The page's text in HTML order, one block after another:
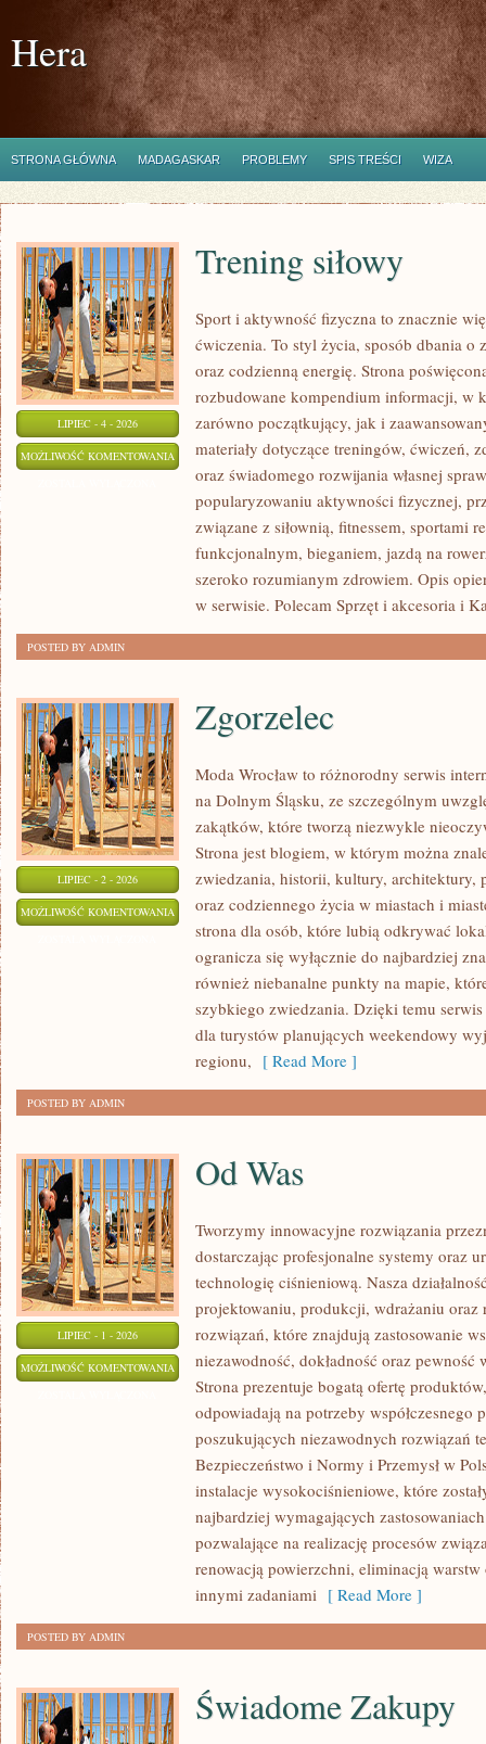
Hera
STRONA GŁÓWNA MADAGASKAR PROBLEMY SPIS TREŚCI WIZA
LIPIEC - 4 - 2026
MOŻLIWOŚĆ KOMENTOWANIA TRENING
SIŁOWY
Trening siłowy
Sport i aktywność fizyczna to znacznie
ćwiczenia. To styl życia, sposób dbania o
oraz codzienną energię. Strona
rozbudowane kompendium informacji, w
zarówno początkujący, jak i
materiały dotyczące treningów, ćwiczeń,
oraz świadomego rozwijania własnej
popularyzowaniu aktywności fizycznej,
związane z siłownią, fitnessem, sportami
funkcjonalnym, bieganiem, jazdą na
szeroko rozumianym zdrowiem. Opis
w serwisie. Polecam Sprzęt i akcesoria i
POSTED BY ADMIN
LIPIEC - 2 - 2026
MOŻLIWOŚĆ KOMENTOWANIA ZGORZELEC
Zgorzelec
Moda Wrocław to różnorodny serwis
na Dolnym Śląsku, ze szczególnym
zakątków, które tworzą niezwykle
Strona jest blogiem, w którym można
zwiedzania, historii, kultury, architektury,
oraz codziennego życia w miastach i
strona dla osób, które lubią odkrywać
ogranicza się wyłącznie do najbardziej
również niebanalne punkty na mapie,
szybkiego zwiedzania. Dzięki temu
dla turystów planujących weekendowy
regionu, [ Read More ]
POSTED BY ADMIN
LIPIEC - 1 - 2026
MOŻLIWOŚĆ KOMENTOWANIA
WAS
Od Was
Tworzymy innowacyjne rozwiązania
dostarczając profesjonalne systemy oraz
technologię ciśnieniową. Nasza
projektowaniu, produkcji, wdrażaniu oraz
rozwiązań, które znajdują zastosowanie
niezawodność, dokładność oraz
Strona prezentuje bogatą ofertę
odpowiadają na potrzeby współczesnego
poszukujących niezawodnych rozwiązań
Bezpieczeństwo i Normy i Przemysł w
instalacje wysokociśnieniowe, które
najbardziej wymagających
pozwalające na realizację procesów
renowacją powierzchni, eliminacją
innymi zadaniami [ Read More ]
POSTED BY ADMIN
Świadome Zakupy